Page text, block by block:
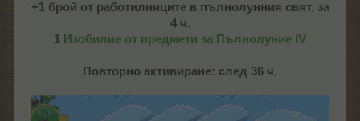
+1 брой от работилниците в пълнолунния свят, за
4 ч.
1 Изобилие от предмети за Пълнолуние IV
Повторно активиране: след 36 ч.